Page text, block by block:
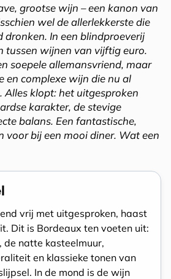
grootse wijn – een kanon van
wel de allerlekkerste die
dronken. In een blindproeverij
tussen wijnen van vijftig euro.
soepele allemansvriend, maar
en complexe wijn die nu al
Alles klopt: het uitgesproken
karakter, de stevige
balans. Een fantastische,
bij een mooi diner. Wat een
vrij met uitgesproken, haast
Dit is Bordeaux ten voeten uit:
de natte kasteelmuur,
en klassieke tonen van
In de mond is de wijn